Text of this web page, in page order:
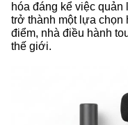
hóa đáng kể việc quản
trở thành một lựa chọn
điểm, nhà điều hành
thế giới.